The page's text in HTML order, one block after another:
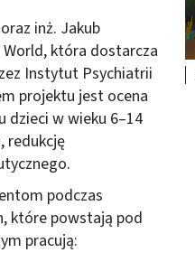
inż. Jakub
World, która dostarcza
Instytut Psychiatrii
projektu jest ocena
dzieci w wieku 6–14
redukcję
podczas
które powstają pod
pracują: